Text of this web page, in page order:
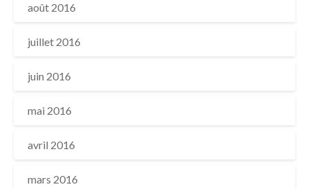
août 2016
juillet 2016
juin 2016
mai 2016
avril 2016
mars 2016